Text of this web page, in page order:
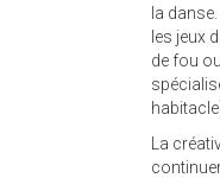
la
les jeux
de fou
La